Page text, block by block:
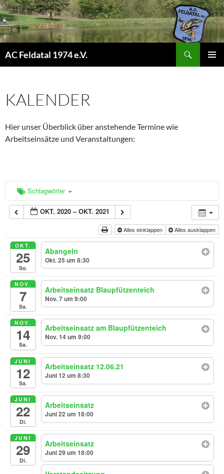
AC Feldatal 1974 e.V.
KALENDER
Hier unser Überblick über anstehende Termine wie
Arbeitseinsätze und Veranstaltungen:
Schlagwörter
OKT. 2020 – OKT. 2021
Alles einklappen Alles ausklappen
OKT.
25
So.
Abangeln
Okt. 25 um 8:30
NOV.
7
Sa.
Arbeitseinsatz Blaupfützenteich
Nov. 7 um 9:00
NOV.
14
Sa.
Arbeitseinsatz am Blaupfützenteich
Nov. 14 um 9:00
JUNI
12
Sa.
Arbeitseinsatz 12.06.21
Juni 12 um 8:30
JUNI
22
Di.
Arbeitseinsatz
Juni 22 um 18:00
JUNI
29
Di.
Arbeitseinsatz
Juni 29 um 18:00